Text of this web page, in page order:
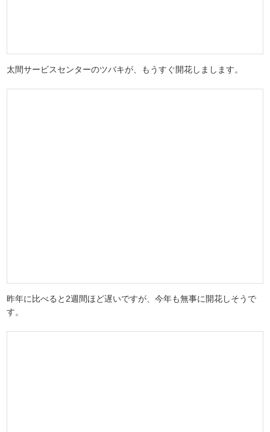
太間サービスセンターのツバキが、もうすぐ開花しまします。
昨年に比べると2週間ほど遅いですが、今年も無事に開花しそうで
す。